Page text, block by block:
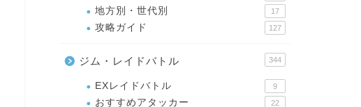
地方別・世代別 17
攻略ガイド 127
ジム・レイドバトル 344
EXレイドバトル 9
おすすめアタッカー 22